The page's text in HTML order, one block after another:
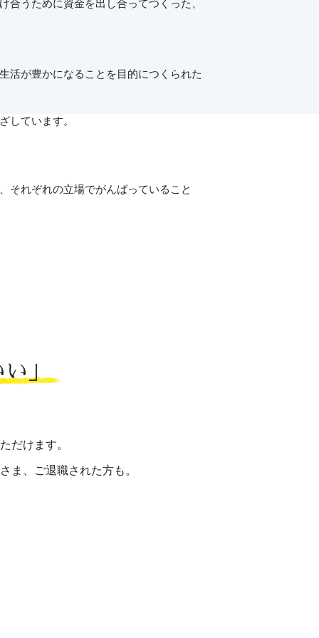
うために資金を出し合ってつくった、
活が豊かになることを目的につくられた
しています。
それぞれの立場でがんばっていること
」
だけます。
ま、ご退職された方も。